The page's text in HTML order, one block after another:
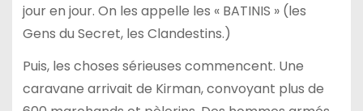
jour en jour. On les appelle les « BATINIS » (les
Gens du Secret, les Clandestins.)
Puis, les choses sérieuses commencent. Une
caravane arrivait de Kirman, convoyant plus de